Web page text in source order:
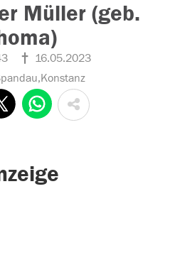
Müller (geb.
16.05.2023